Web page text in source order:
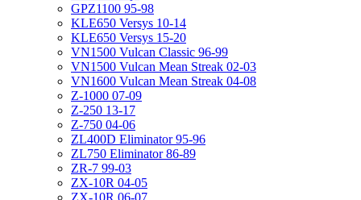
GPZ1100 95-98
KLE650 Versys 10-14
KLE650 Versys 15-20
VN1500 Vulcan Classic 96-99
VN1500 Vulcan Mean Streak 02-03
VN1600 Vulcan Mean Streak 04-08
Z-1000 07-09
Z-250 13-17
Z-750 04-06
ZL400D Eliminator 95-96
ZL750 Eliminator 86-89
ZR-7 99-03
ZX-10R 04-05
ZX-10R 06-07